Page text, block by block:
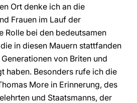
Ort denke ich an die
Frauen im Lauf der
Rolle bei den bedeutsamen
in diesen Mauern stattfanden
von Briten und
haben. Besonders rufe ich die
More in Erinnerung, des
und Staatsmanns, der